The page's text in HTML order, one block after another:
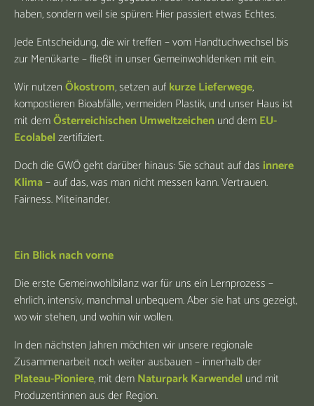
haben, sondern weil sie spüren: Hier passiert etwas Echtes.
Jede Entscheidung, die wir treffen – vom Handtuchwechsel bis
zur Menükarte – fließt in unser Gemeinwohldenken mit ein.
Wir nutzenÖkostrom, setzen aufkurze Lieferwege,
kompostieren Bioabfälle, vermeiden Plastik, und unser Haus ist
mit demÖsterreichischen Umweltzeichenund demEU-
Ecolabelzertifiziert.
Doch die GWÖ geht darüber hinaus: Sie schaut auf das innere
Klima– auf das, was man nicht messen kann. Vertrauen.
Fairness. Miteinander.
Ein Blick nach vorne
Die erste Gemeinwohlbilanz war für uns ein Lernprozess –
ehrlich, intensiv, manchmal unbequem. Aber sie hat uns gezeigt,
wo wir stehen, und wohin wir wollen.
In den nächsten Jahren möchten wir unsere regionale
Zusammenarbeit noch weiter ausbauen – innerhalb der
Plateau-Pioniere, mit demNaturpark Karwendel und mit
Produzent:innen aus der Region.